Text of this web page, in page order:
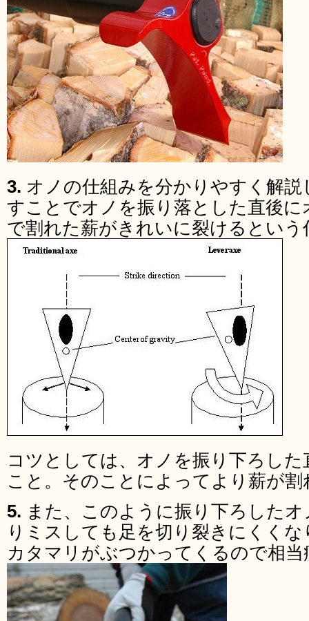
3. オノの仕組みを分かりやすく解
すことでオノを振り落とした直後
で割れた薪がきれいに裂けるとい
コツとしては、オノを振り下ろし
こと。そのことによってより薪が
5. また、このように振り下ろした
りミスしても足を切り裂きにくく
カタマリがぶつかってくるので相